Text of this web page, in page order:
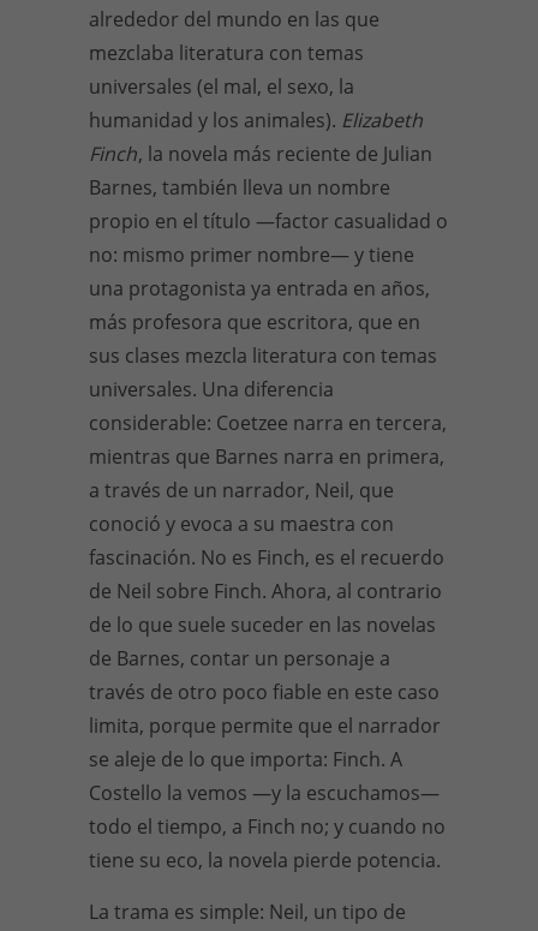
alrededor del mundo en las que
mezclaba literatura con temas
universales (el mal, el sexo, la
humanidad y los animales). Elizabeth
Finch, la novela más reciente de Julian
Barnes, también lleva un nombre
propio en el título —factor casualidad o
no: mismo primer nombre— y tiene
una protagonista ya entrada en años,
más profesora que escritora, que en
sus clases mezcla literatura con temas
universales. Una diferencia
considerable: Coetzee narra en tercera,
mientras que Barnes narra en primera,
a través de un narrador, Neil, que
conoció y evoca a su maestra con
fascinación. No es Finch, es el recuerdo
de Neil sobre Finch. Ahora, al contrario
de lo que suele suceder en las novelas
de Barnes, contar un personaje a
través de otro poco fiable en este caso
limita, porque permite que el narrador
se aleje de lo que importa: Finch. A
Costello la vemos —y la escuchamos—
todo el tiempo, a Finch no; y cuando no
tiene su eco, la novela pierde potencia.
La trama es simple: Neil, un tipo de